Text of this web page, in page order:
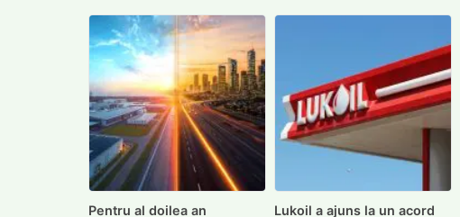
Pentru al doilea an
Lukoil a ajuns la un acord